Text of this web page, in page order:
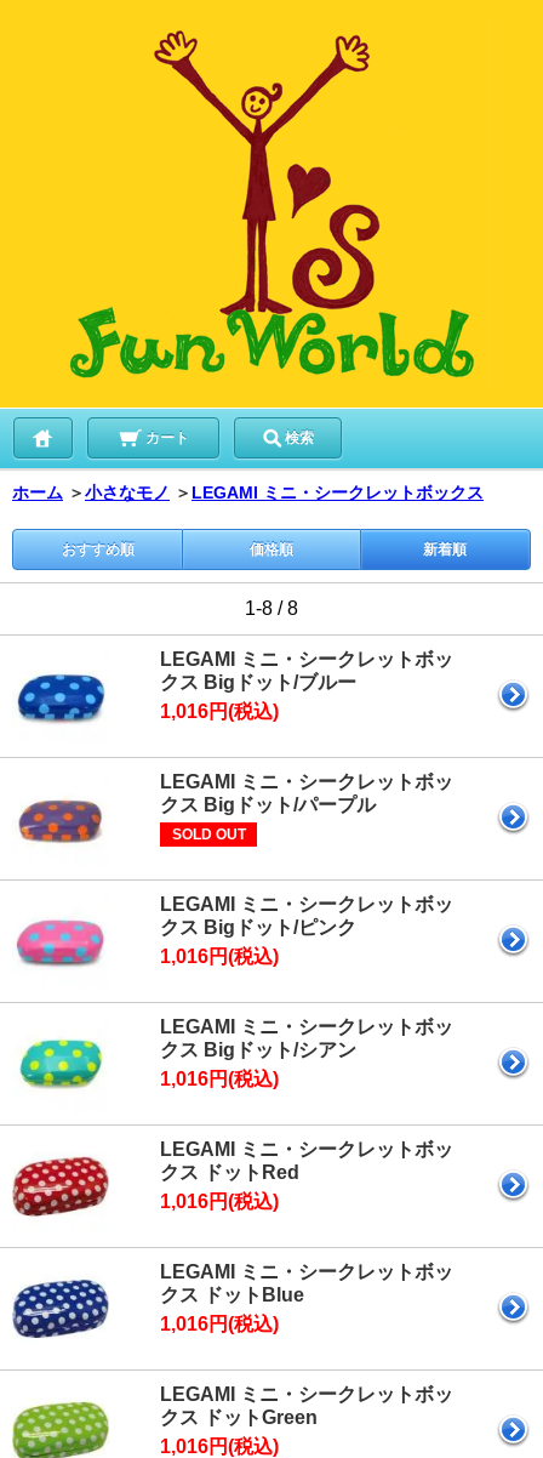
カート 検索
ホーム ＞小さなモノ ＞ LEGAMI ミニ・シークレットボックス
おすすめ順 価格順 新着順
1-8 / 8
LEGAMI ミニ・シークレットボッ
クス Bigドット/ブルー
1,016円(税込)
LEGAMI ミニ・シークレットボッ
クス Bigドット/パープル
SOLD OUT
LEGAMI ミニ・シークレットボッ
クス Bigドット/ピンク
1,016円(税込)
LEGAMI ミニ・シークレットボッ
クス Bigドット/シアン
1,016円(税込)
LEGAMI ミニ・シークレットボッ
クス ドットRed
1,016円(税込)
LEGAMI ミニ・シークレットボッ
クス ドットBlue
1,016円(税込)
LEGAMI ミニ・シークレットボッ
クス ドットGreen
1,016円(税込)